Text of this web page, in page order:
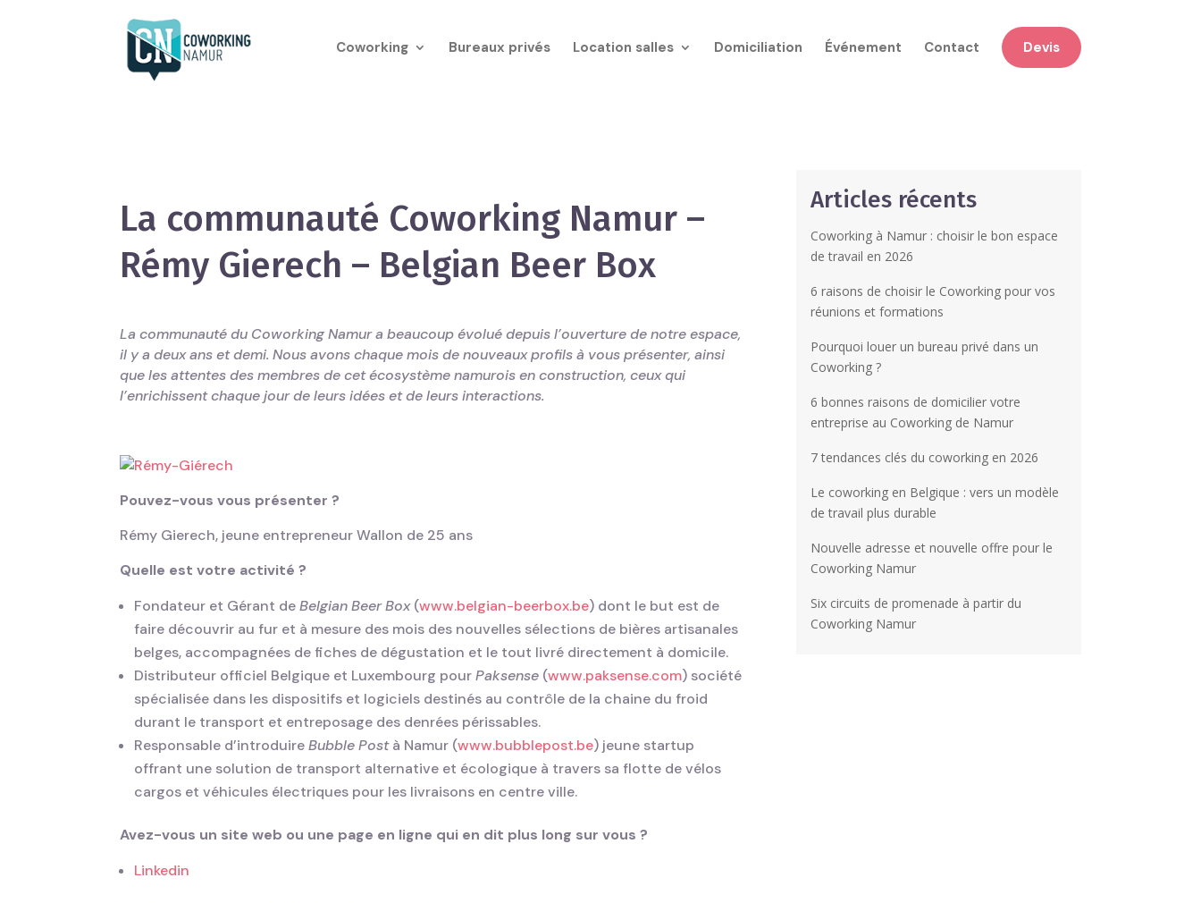
Coworking Bureaux privés Location salles Domiciliation Événement Contact Devis
La communauté Coworking Namur –
Rémy Gierech – Belgian Beer Box
La communauté du Coworking Namur a beaucoup évolué depuis l’ouverture de notre espace,
il y a deux ans et demi. Nous avons chaque mois de nouveaux profils à vous présenter, ainsi
que les attentes des membres de cet écosystème namurois en construction, ceux qui
l’enrichissent chaque jour de leurs idées et de leurs interactions.
Pouvez-vous vous présenter ?
Rémy Gierech, jeune entrepreneur Wallon de 25 ans
Quelle est votre activité ?
Fondateur et Gérant deBelgian Beer Box(www.belgian-beerbox.be) dont le but est de
faire découvrir au fur et à mesure des mois des nouvelles sélections de bières artisanales
belges, accompagnées de fiches de dégustation et le tout livré directement à domicile.
Distributeur officiel Belgique et Luxembourg pourPaksense (www.paksense.com) société
spécialisée dans les dispositifs et logiciels destinés au contrôle de la chaine du froid
durant le transport et entreposage des denrées périssables.
Responsable d’introduireBubble Postà Namur (www.bubblepost.be) jeune startup
offrant une solution de transport alternative et écologique à travers sa flotte de vélos
cargos et véhicules électriques pour les livraisons en centre ville.
Avez-vous un site web ou une page en ligne qui en dit plus long sur vous ?
Linkedin
Articles récents
Coworking à Namur : choisir le bon espace
de travail en 2026
6 raisons de choisir le Coworking pour vos
réunions et formations
Pourquoi louer un bureau privé dans un
Coworking ?
6 bonnes raisons de domicilier votre
entreprise au Coworking de Namur
7 tendances clés du coworking en 2026
Le coworking en Belgique : vers un modèle
de travail plus durable
Nouvelle adresse et nouvelle offre pour le
Coworking Namur
Six circuits de promenade à partir du
Coworking Namur